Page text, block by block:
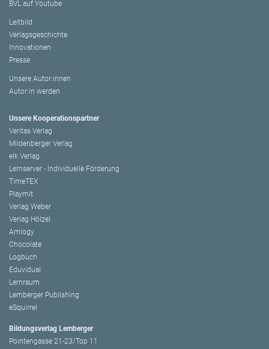
BVL auf Youtube
Leitbild
Verlagsgeschichte
Innovationen
Presse
Unsere Autor:innen
Autor:in werden
Unsere Kooperationspartner
Veritas Verlag
Mildenberger Verlag
elk Verlag
Lernserver - Individuelle Förderung
TimeTEX
Playmit
Verlag Weber
Verlag Hölzel
Amlogy
Chocolate
Logbuch
Eduvidual
Lernraum
Lemberger Publishing
eSquirrel
Bildungsverlag Lemberger
Pointengasse 21-23/Top 11